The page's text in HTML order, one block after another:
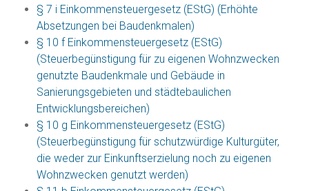
§ 7 i Einkommensteuergesetz (EStG) (Erhöhte
Absetzungen bei Baudenkmalen)
§ 10 f Einkommensteuergesetz (EStG)
(Steuerbegünstigung für zu eigenen Wohnzwecken
genutzte Baudenkmale und Gebäude in
Sanierungsgebieten und städtebaulichen
Entwicklungsbereichen)
§ 10 g Einkommensteuergesetz (EStG)
(Steuerbegünstigung für schutzwürdige Kulturgüter,
die weder zur Einkunftserzielung noch zu eigenen
Wohnzwecken genutzt werden)